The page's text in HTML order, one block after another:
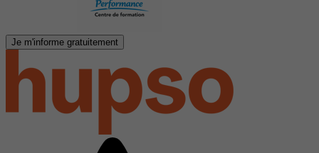
Je m'informe gratuitement